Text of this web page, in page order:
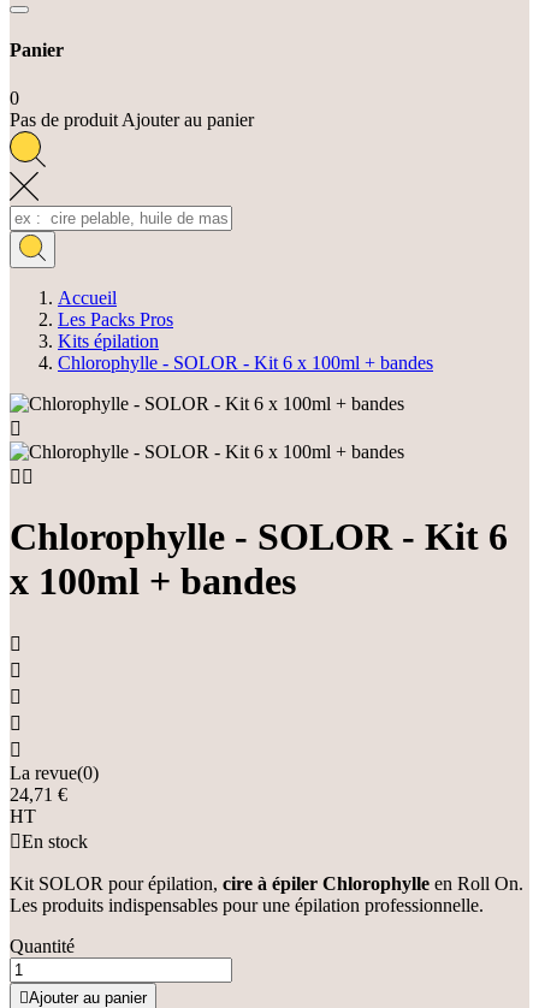
Panier
0
Pas de produit Ajouter au panier
Accueil
Les Packs Pros
Kits épilation
Chlorophylle - SOLOR - Kit 6 x 100ml + bandes

 
Chlorophylle - SOLOR - Kit 6
x 100ml + bandes





La revue(0)
24,71 €
HT
En stock
Kit SOLOR pour épilation, cire à épiler Chlorophylle en Roll On.
Les produits indispensables pour une épilation professionnelle.
Quantité
Ajouter au panier